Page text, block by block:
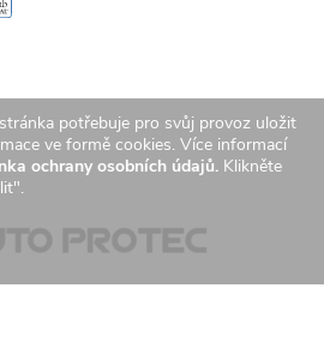
potřebuje pro svůj provoz uložit
ve formě cookies. Více informací
ochrany osobních údajů. Klikněte